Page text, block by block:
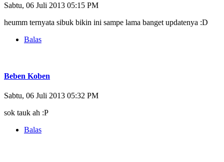
Sabtu, 06 Juli 2013 05:15 PM
heumm ternyata sibuk bikin ini sampe lama banget updatenya :D
Balas
Beben Koben
Sabtu, 06 Juli 2013 05:32 PM
sok tauk ah :P
Balas